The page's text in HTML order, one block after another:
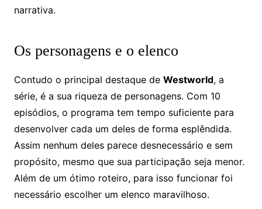
narrativa.
Os personagens e o elenco
Contudo o principal destaque de Westworld, a
série, é a sua riqueza de personagens. Com 10
episódios, o programa tem tempo suficiente para
desenvolver cada um deles de forma esplêndida.
Assim nenhum deles parece desnecessário e sem
propósito, mesmo que sua participação seja menor.
Além de um ótimo roteiro, para isso funcionar foi
necessário escolher um elenco maravilhoso.